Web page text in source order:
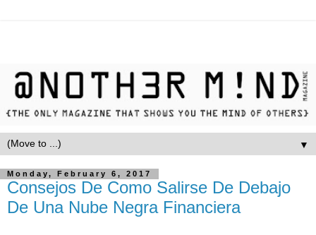
▼
Monday, February 6, 2017
Consejos De Como Salirse De Debajo
De Una Nube Negra Financiera